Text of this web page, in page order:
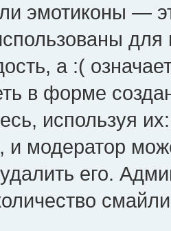
эмотиконы —
а :(
в форме
используя
и модератор
его.